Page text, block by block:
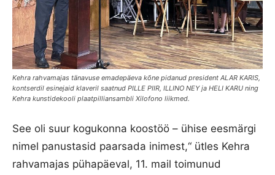
Kehra rahvamajas tänavuse emadepäeva kõne pidanud president ALAR KARIS,
kontserdil esinejaid klaveril saatnud PILLE PIIR, ILLINO NEY ja HELI KARU ning
Kehra kunstidekooli plaatpilliansambli Xilofono liikmed.
See oli suur kogukonna koostöö – ühise eesmärgi
nimel panustasid paarsada inimest,“ ütles Kehra
rahvamajas pühapäeval, 11. mail toimunud